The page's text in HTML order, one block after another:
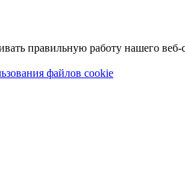
правильную работу нашего веб-
файлов cookie